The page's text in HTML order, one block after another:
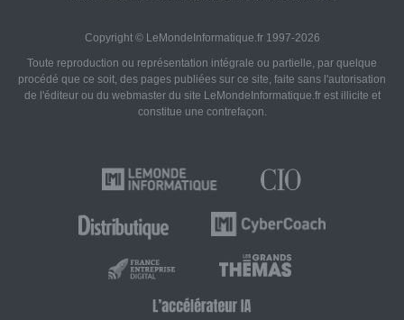
Copyright © LeMondeInformatique.fr 1997-2026
Toute reproduction ou représentation intégrale ou partielle, par quelque
procédé que ce soit, des pages publiées sur ce site, faite sans l'autorisation
de l'éditeur ou du webmaster du site LeMondeInformatique.fr est illicite et
constitue une contrefaçon.